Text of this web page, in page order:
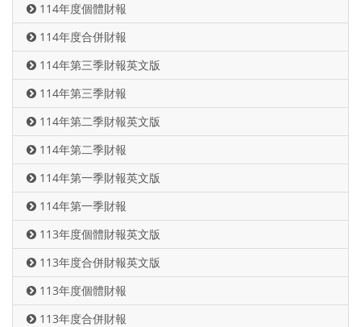
114年度個體財報
114年度合併財報
114年第三季財報英文版
114年第三季財報
114年第二季財報英文版
114年第二季財報
114年第一季財報英文版
114年第一季財報
113年度個體財報英文版
113年度合併財報英文版
113年度個體財報
113年度合併財報